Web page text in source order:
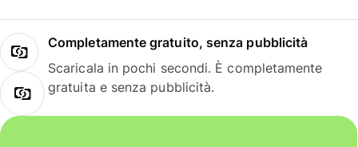
Completamente gratuito, senza pubblicità
Scaricala in pochi secondi. È completamente
gratuita e senza pubblicità.